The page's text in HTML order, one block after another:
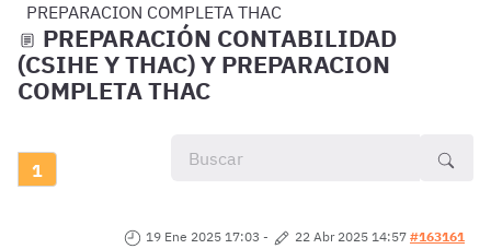
PREPARACION COMPLETA THAC
PREPARACIÓN CONTABILIDAD
(CSIHE Y THAC) Y PREPARACION
COMPLETA THAC
1
19 Ene 2025 17:03 - 22 Abr 2025 14:57 #163161